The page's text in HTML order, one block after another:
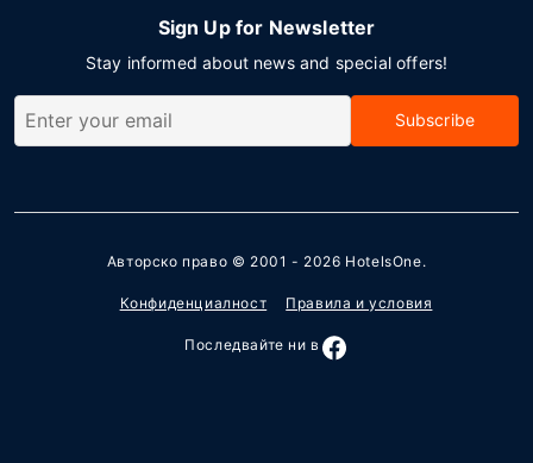
Sign Up for Newsletter
Stay informed about news and special offers!
Subscribe
Авторско право © 2001 - 2026 HotelsOne.
Конфиденциалност Правила и условия
Последвайте ни в